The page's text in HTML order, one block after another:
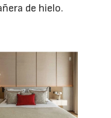
de hielo.